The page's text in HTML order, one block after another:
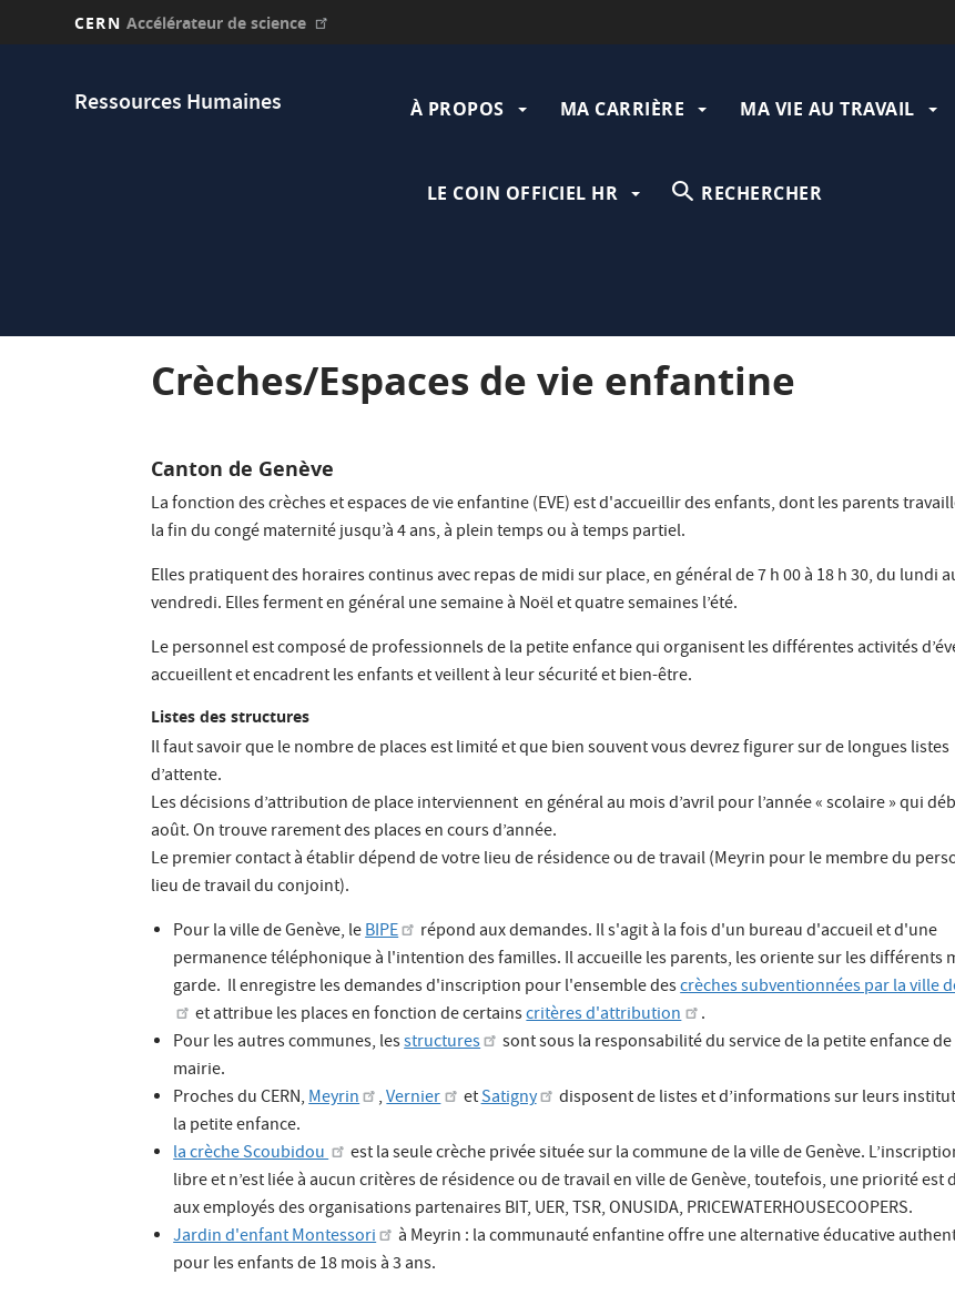
CERN Accélérateur de science
Ressources Humaines
navigation
À PROPOS MA CARRIÈRE MA VIE AU TRAVAIL
LE COIN OFFICIEL HR RECHERCHER
Crèches/Espaces de vie enfantine
Canton de Genève
La fonction des crèches et espaces de vie enfantine (EVE) est d'accueillir des enfants, dont les parents
la fin du congé maternité jusqu’à 4 ans, à plein temps ou à temps partiel.
Elles pratiquent des horaires continus avec repas de midi sur place, en général de 7 h 00 à 18 h 30, du lundi
vendredi. Elles ferment en général une semaine à Noël et quatre semaines l’été.
Le personnel est composé de professionnels de la petite enfance qui organisent les différentes activités
accueillent et encadrent les enfants et veillent à leur sécurité et bien-être.
Listes des structures
Il faut savoir que le nombre de places est limité et que bien souvent vous devrez figurer sur de longues listes
d’attente.
Les décisions d’attribution de place interviennent en général au mois d’avril pour l’année « scolaire » qui
août. On trouve rarement des places en cours d’année.
Le premier contact à établir dépend de votre lieu de résidence ou de travail (Meyrin pour le membre du
lieu de travail du conjoint).
Pour la ville de Genève, leBIPE
répond aux demandes. Il s'agit à la fois d'un bureau d'accueil et d'une
permanence téléphonique à l'intention des familles. Il accueille les parents, les oriente sur les différents
garde. Il enregistre les demandes d'inscription pour l'ensemble descrèches subventionnées par la ville
et attribue les places en fonction de certainscritères d'attribution
.
Pour les autres communes, lesstructures
sont sous la responsabilité du service de la petite enfance de
mairie.
Proches du CERN,Meyrin ,Vernier etSatigny
disposent de listes et d’informations sur leurs
la petite enfance.
la crèche Scoubidou
est la seule crèche privée située sur la commune de la ville de Genève.
libre et n’est liée à aucun critères de résidence ou de travail en ville de Genève, toutefois, une priorité est
aux employés des organisations partenaires BIT, UER, TSR, ONUSIDA, PRICEWATERHOUSECOOPERS.
Jardin d'enfant Montessori
à Meyrin : la communauté enfantine offre une alternative éducative
pour les enfants de 18 mois à 3 ans.